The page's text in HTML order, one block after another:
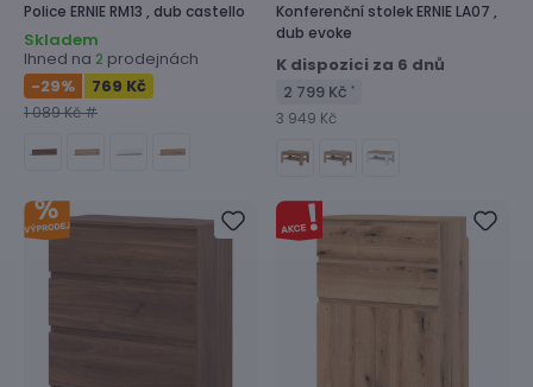
Police ERNIE RM13 , dub castello
Skladem
Ihned na 2 prodejnách
-29% 769 Kč
1 089 Kč #
Konferenční stolekERNIE LA07 ,
dub evoke
K dispozici za 6 dnů
2 799 Kč *
3 949 Kč